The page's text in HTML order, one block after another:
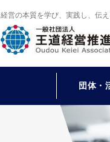
経営の本質を学び、実践し、伝
団体・